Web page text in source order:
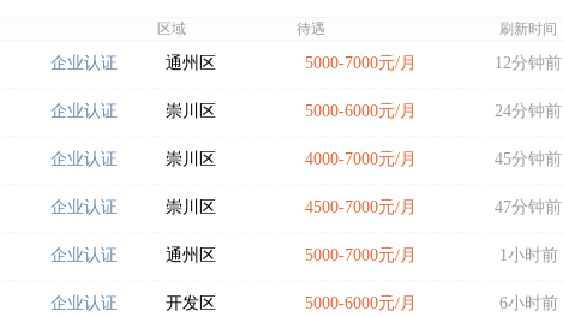
区域 待遇 刷新时间
企业认证 通州区 5000-7000元/月 12分钟前
企业认证 崇川区 5000-6000元/月 24分钟前
企业认证 崇川区 4000-7000元/月 45分钟前
企业认证 崇川区 4500-7000元/月 47分钟前
企业认证 通州区 5000-7000元/月 1小时前
企业认证 开发区 5000-6000元/月 6小时前